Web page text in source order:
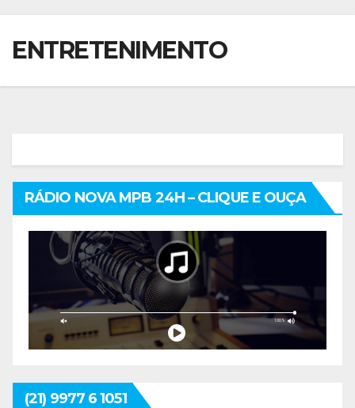
ENTRETENIMENTO
RÁDIO NOVA MPB 24H – CLIQUE E OUÇA
(21) 9977 6 1051